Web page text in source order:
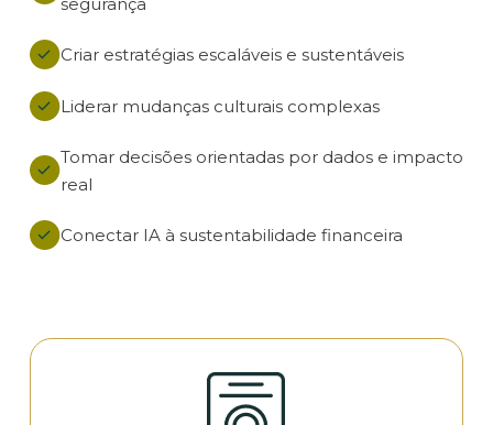
Criar estratégias escaláveis e sustentáveis
Liderar mudanças culturais complexas
Tomar decisões orientadas por dados e impacto
real
Conectar IA à sustentabilidade financeira